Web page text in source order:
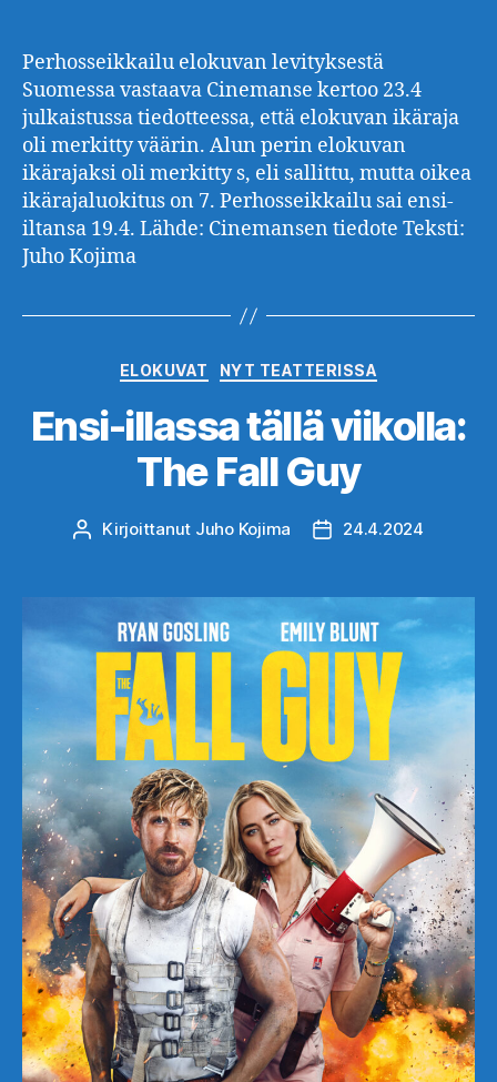
Perhosseikkailu elokuvan levityksestä
Suomessa vastaava Cinemanse kertoo 23.4
julkaistussa tiedotteessa, että elokuvan ikäraja
oli merkitty väärin. Alun perin elokuvan
ikärajaksi oli merkitty s, eli sallittu, mutta oikea
ikärajaluokitus on 7. Perhosseikkailu sai ensi-
iltansa 19.4. Lähde: Cinemansen tiedote Teksti:
Juho Kojima
Kategoriat
ELOKUVAT NYT TEATTERISSA
Ensi-illassa tällä viikolla:
The Fall Guy
Kirjoittaja
Kirjoittanut Juho Kojima Julkaisupäivämäärä
24.4.2024